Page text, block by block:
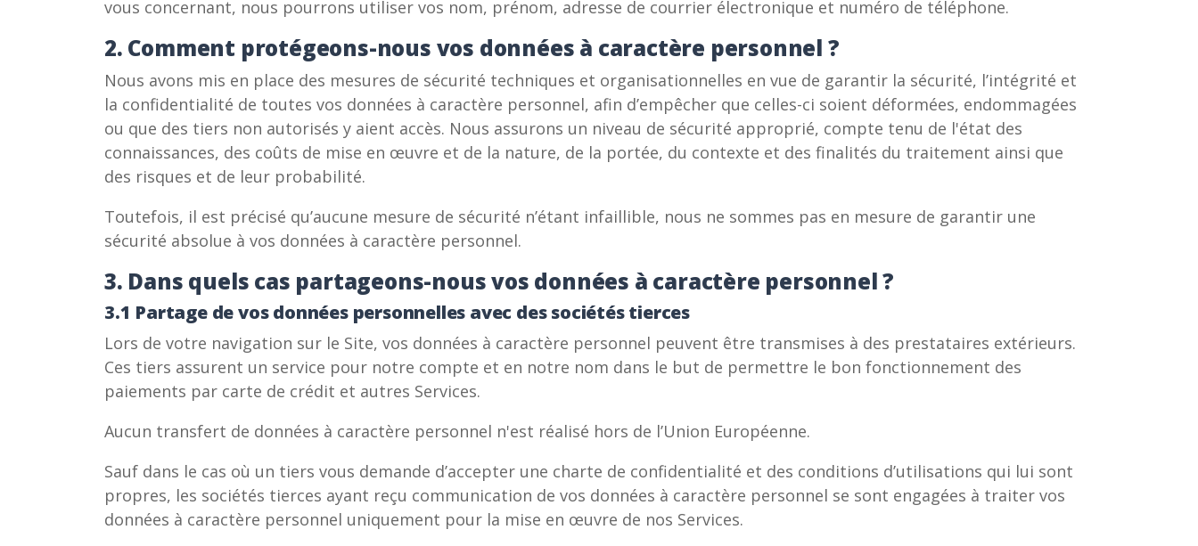
vous concernant, nous pourrons utiliser vos nom, prénom, adresse de courrier électronique et numéro de téléphone.
2. Comment protégeons-nous vos données à caractère personnel ?
Nous avons mis en place des mesures de sécurité techniques et organisationnelles en vue de garantir la sécurité, l’intégrité et
la confidentialité de toutes vos données à caractère personnel, afin d’empêcher que celles-ci soient déformées, endommagées
ou que des tiers non autorisés y aient accès. Nous assurons un niveau de sécurité approprié, compte tenu de l'état des
connaissances, des coûts de mise en œuvre et de la nature, de la portée, du contexte et des finalités du traitement ainsi que
des risques et de leur probabilité.
Toutefois, il est précisé qu’aucune mesure de sécurité n’étant infaillible, nous ne sommes pas en mesure de garantir une
sécurité absolue à vos données à caractère personnel.
3. Dans quels cas partageons-nous vos données à caractère personnel ?
3.1 Partage de vos données personnelles avec des sociétés tierces
Lors de votre navigation sur le Site, vos données à caractère personnel peuvent être transmises à des prestataires extérieurs.
Ces tiers assurent un service pour notre compte et en notre nom dans le but de permettre le bon fonctionnement des
paiements par carte de crédit et autres Services.
Aucun transfert de données à caractère personnel n'est réalisé hors de l’Union Européenne.
Sauf dans le cas où un tiers vous demande d’accepter une charte de confidentialité et des conditions d’utilisations qui lui sont
propres, les sociétés tierces ayant reçu communication de vos données à caractère personnel se sont engagées à traiter vos
données à caractère personnel uniquement pour la mise en œuvre de nos Services.